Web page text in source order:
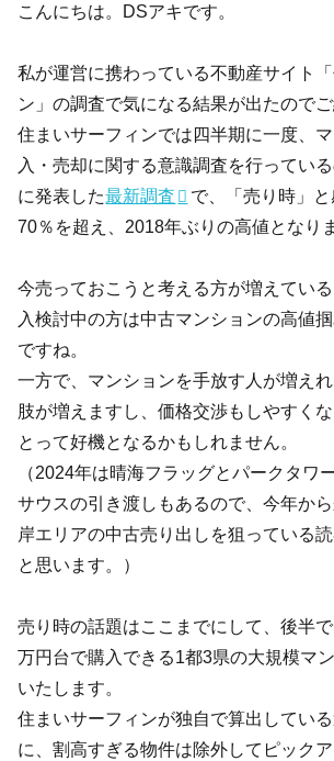
こんにちは。DSアキです。
私が運営に携わっている不動産サイト
ン」の調査で気になる結果が出たのでご
住まいサーフィンでは四半期に一度、
入・売却に関する意識調査を行ってい
に発表した最新調査
で、「売り時」
70％を超え、2018年ぶりの高値となり
今売っておこうと考える方が増えてい
入検討中の方は中古マンションの高値
ですね。
一方で、マンションを手放す人が増え
肢が増えますし、価格交渉もしやすく
とって好機となるかもしれません。
（2024年は晴海フラッグとパークタワ
サウスの引き渡しもあるので、今年か
岸エリアの中古売り出しを狙っている
と思います。）
売り時の話題はここまでにして、後半
万円台で購入できる1都3県の大規模マ
いたします。
住まいサーフィンが独自で算出してい
に、割高すぎる物件は除外してピックア